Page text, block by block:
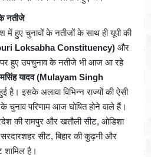
नतीजे
हुए चुनावों के नतीजों के साथ ही यूपी की
Loksabha Constituency) और
पर हुए उपचुनाव के नतीजे भी आज आ रहे
यादव (Mulayam Singh
है। इसके अलावा विभिन्न राज्यों की ऐसी
चुनाव परिणाम आज घोषित होने वाले हैं।
की रामपुर और खतौली सीट, ओडिशा
सीट, बिहार की कुढ़नी और
शामिल है।